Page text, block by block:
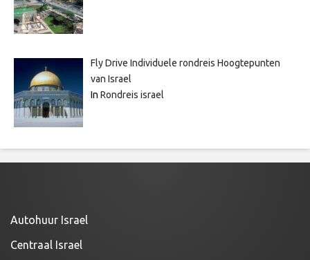
Fly Drive Individuele rondreis Hoogtepunten
van Israel
In Rondreis israel
Autohuur Israel
Centraal Israel